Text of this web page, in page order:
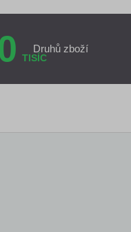
TISÍC
Druhů zboží